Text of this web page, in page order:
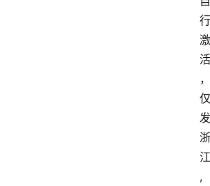
行
激
活
，
仅
发
浙
江
,